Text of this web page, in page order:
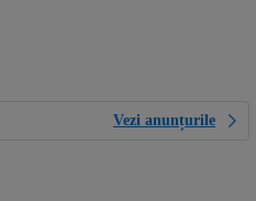
Vezi anunțurile